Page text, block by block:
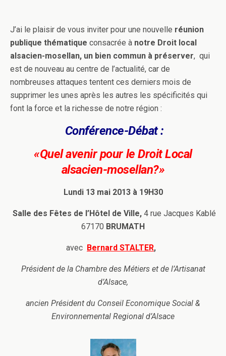
J’ai le plaisir de vous inviter pour une nouvelle réunion
publique thématique consacrée à notre Droit local
alsacien-mosellan, un bien commun à préserver, qui
est de nouveau au centre de l’actualité, car de
nombreuses attaques tentent ces derniers mois de
supprimer les unes après les autres les spécificités qui
font la force et la richesse de notre région :
Conférence-Débat :
«Quel avenir pour le Droit Local
alsacien-mosellan?»
Lundi 13 mai 2013 à 19H30
Salle des Fêtes de l’Hôtel de Ville,4 rue Jacques Kablé
67170 BRUMATH
avec Bernard STALTER,
Président de la Chambre des Métiers et de l’Artisanat
d’Alsace,
ancien Président du Conseil Economique Social &
Environnemental Regional d’Alsace